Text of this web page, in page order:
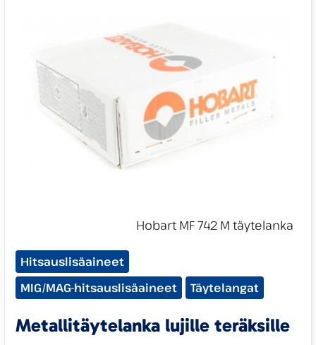
Tuotekategoriat:
Hitsauslisäaineet
MIG/MAG-hitsauslisäaineet
Täytelangat
Metallitäytelanka lujille teräksille